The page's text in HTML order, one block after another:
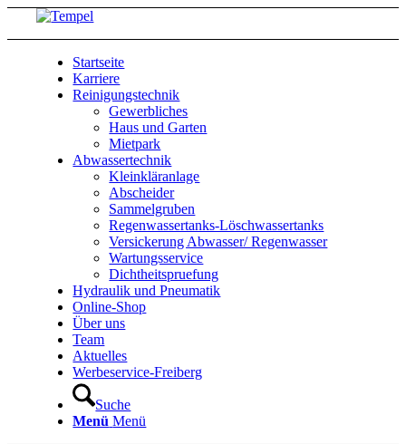
Startseite
Karriere
Reinigungstechnik
Gewerbliches
Haus und Garten
Mietpark
Abwassertechnik
Kleinkläranlage
Abscheider
Sammelgruben
Regenwassertanks-Löschwassertanks
Versickerung Abwasser/ Regenwasser
Wartungsservice
Dichtheitspruefung
Hydraulik und Pneumatik
Online-Shop
Über uns
Team
Aktuelles
Werbeservice-Freiberg
Suche
Menü Menü